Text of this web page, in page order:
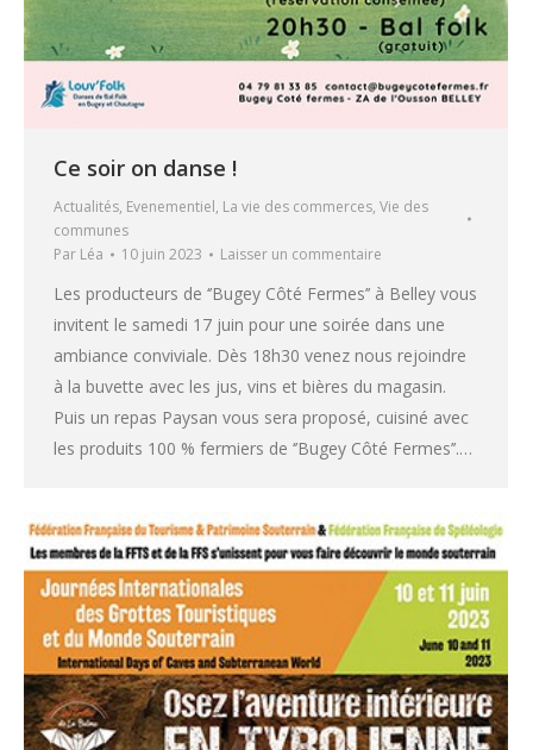
Ce soir on danse !
Actualités, Evenementiel, La vie des commerces, Vie des
communes
Par Léa 10 juin 2023 Laisser un commentaire
Les producteurs de ‘’Bugey Côté Fermes’’ à Belley vous
invitent le samedi 17 juin pour une soirée dans une
ambiance conviviale. Dès 18h30 venez nous rejoindre
à la buvette avec les jus, vins et bières du magasin.
Puis un repas Paysan vous sera proposé, cuisiné avec
les produits 100 % fermiers de ‘’Bugey Côté Fermes’’.…